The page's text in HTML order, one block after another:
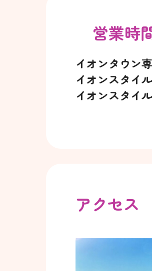
営業時
イオンタウン
イオンスタイ
イオンスタイ
アクセス